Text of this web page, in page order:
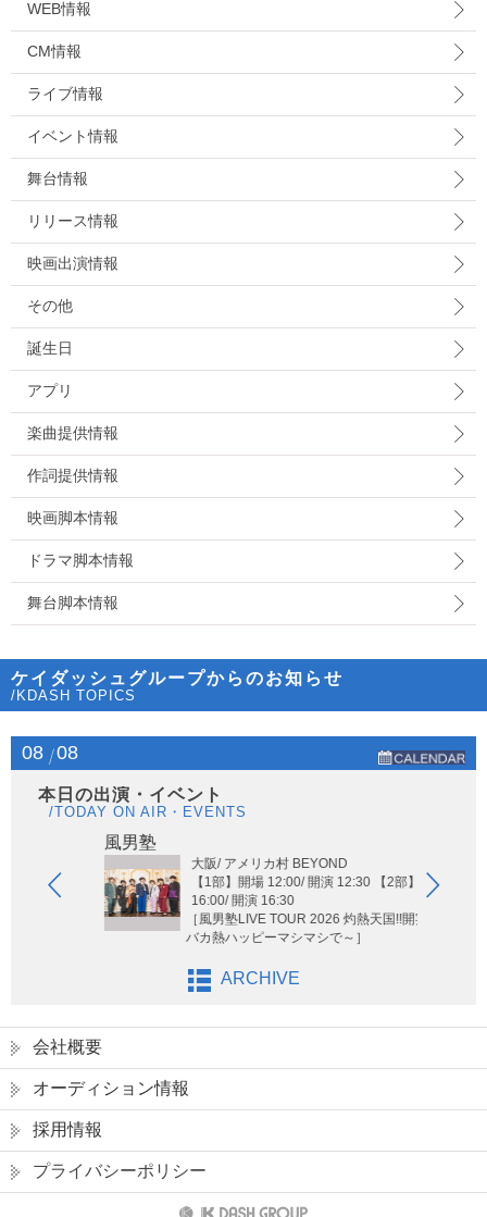
WEB情報
CM情報
ライブ情報
イベント情報
舞台情報
リリース情報
映画出演情報
その他
誕生日
アプリ
楽曲提供情報
作詞提供情報
映画脚本情報
ドラマ脚本情報
舞台脚本情報
ケイダッシュグループからのお知らせ
/KDASH TOPICS
08 08
本日の出演・イベント
/TODAY ON AIR・EVENTS
風男塾
大阪/ アメリカ村 BEYOND
【1部】開場 12:00/ 開演 12:30 【2部】開場
16:00/ 開演 16:30
［風男塾LIVE TOUR 2026 灼熱天国!!開宴!! ～
バカ熱ハッピーマシマシで～］
ARCHIVE
会社概要
オーディション情報
採用情報
プライバシーポリシー